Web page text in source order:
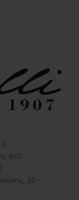
8/10
20